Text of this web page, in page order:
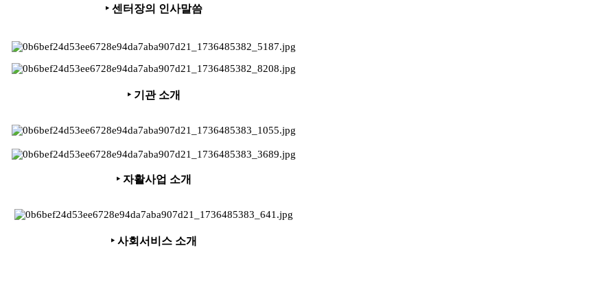
‣ 센터장의 인사말씀
‣ 기관 소개
‣ 자활사업 소개
‣ 사회서비스 소개